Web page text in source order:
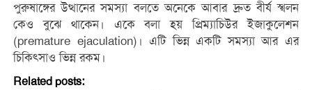
পুরুষাঙ্গের উত্থানের সমস্যা বলতে অনেকে আবার দ্রুত বীর্য স্খলন
কেও বুঝে থাকেন। একে বলা হয় প্রিম্যাচিউর ইজাকুলেশন
(premature ejaculation)। এটি ভিন্ন একটি সমস্যা আর এর
চিকিৎসাও ভিন্ন রকম।
Related posts: